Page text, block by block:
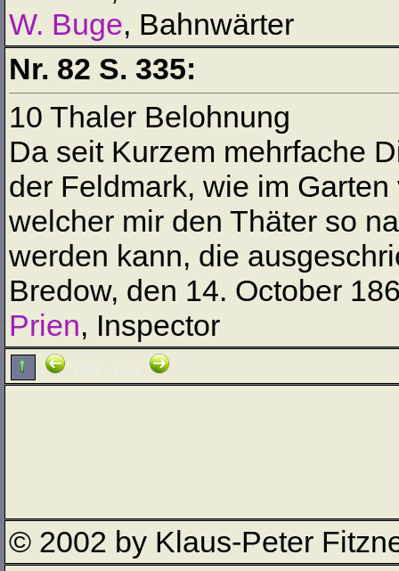
W. Buge, Bahnwärter
Nr. 82 S. 335:
10 Thaler Belohnung
Da seit Kurzem mehrfache
der Feldmark, wie im
welcher mir den Thäter so
werden kann, die
Bredow, den 14. October
Prien, Inspector
© 2002 by Klaus-Peter